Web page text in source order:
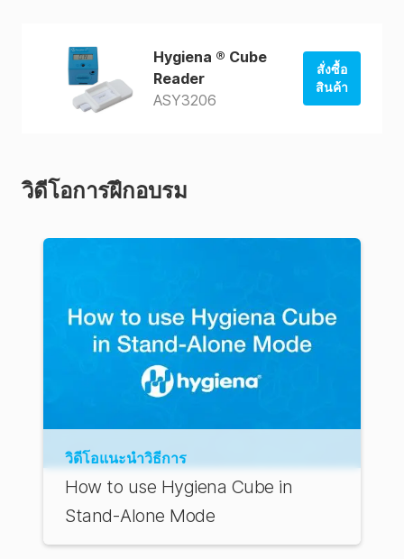
Hygiena ® Cube
Reader
ASY3206
สั่งซื้อ
สินค้า
วิดีโอการฝึกอบรม
วิดีโอแนะนำวิธีการ
How to use Hygiena Cube in
Stand-Alone Mode